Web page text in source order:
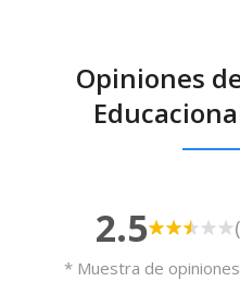
Casino / Cafetería -
Cocina propia
Opiniones
2.5
* Muestra de